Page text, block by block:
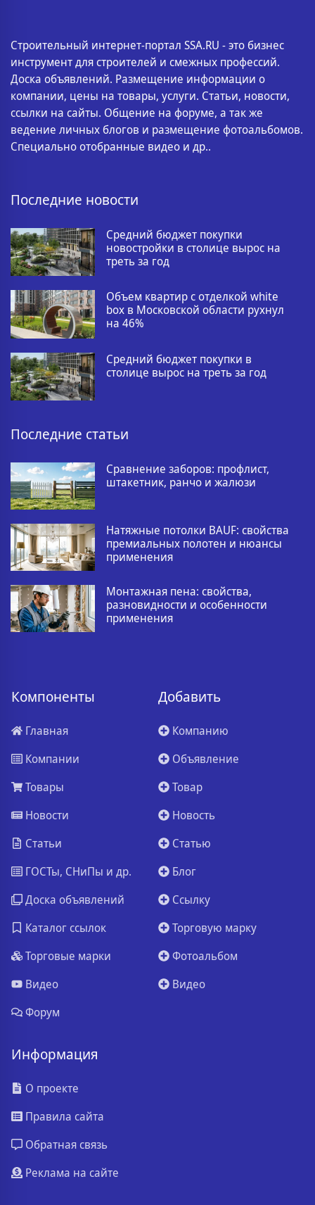
Строительный интернет-портал SSA.RU - это бизнес
инструмент для строителей и смежных профессий.
Доска объявлений. Размещение информации о
компании, цены на товары, услуги. Статьи, новости,
ссылки на сайты. Общение на форуме, а так же
ведение личных блогов и размещение фотоальбомов.
Специально отобранные видео и др..
Последние новости
Средний бюджет покупки
новостройки в столице вырос на
треть за год
Объем квартир с отделкой white
box в Московской области рухнул
на 46%
Средний бюджет покупки в
столице вырос на треть за год
Последние статьи
Сравнение заборов: профлист,
штакетник, ранчо и жалюзи
Натяжные потолки BAUF: свойства
премиальных полотен и нюансы
применения
Монтажная пена: свойства,
разновидности и особенности
применения
Компоненты
Главная
Компании
Товары
Новости
Статьи
ГОСТы, СНиПы и др.
Доска объявлений
Каталог ссылок
Торговые марки
Видео
Форум
Добавить
Компанию
Объявление
Товар
Новость
Статью
Блог
Ссылку
Торговую марку
Фотоальбом
Видео
Информация
О проекте
Правила сайта
Обратная связь
Реклама на сайте